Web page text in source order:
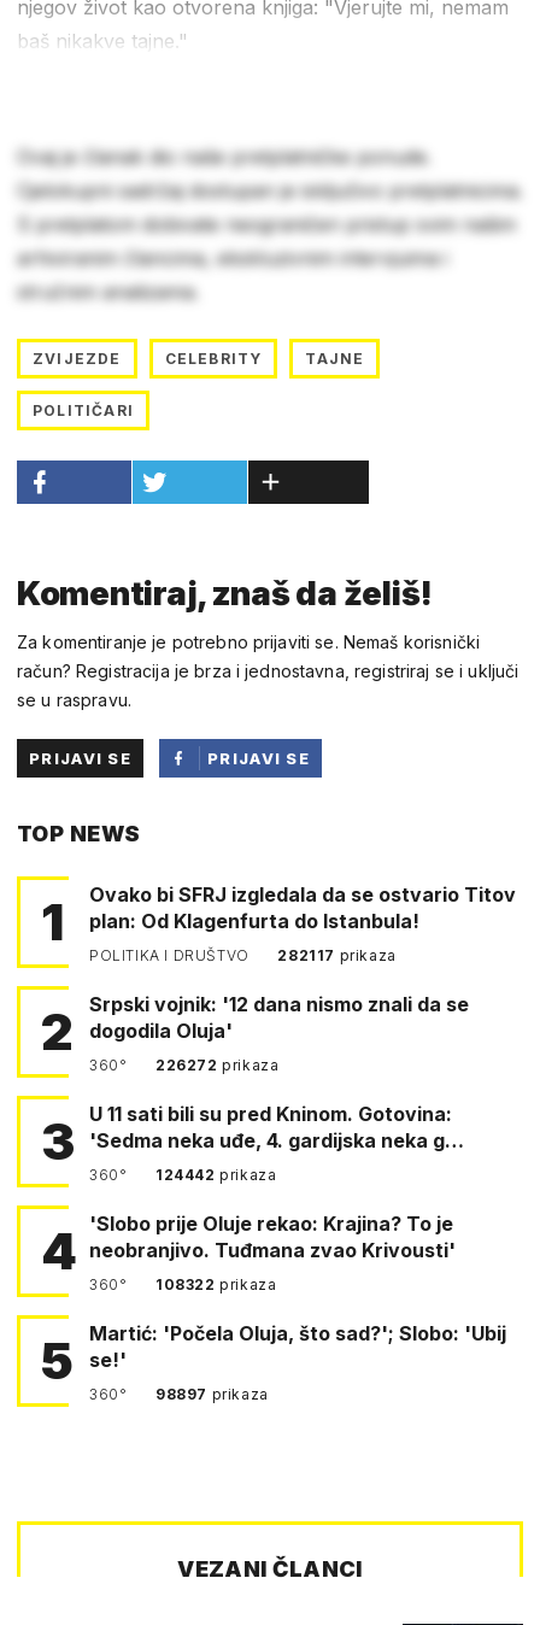
njegov život kao otvorena knjiga: "Vjerujte mi, nemam
baš nikakve tajne."
Ovaj je članak dio naše pretplatničke ponude.
Cjelokupni sadržaj dostupan je isključivo pretplatnicima.
S pretplatom dobivate neograničen pristup svim našim
arhiviranim člancima, ekskluzivnim intervjuima i
stručnim analizama.
ZVIJEZDE CELEBRITY TAJNE
POLITIČARI
Komentiraj, znaš da želiš!
Za komentiranje je potrebno prijaviti se. Nemaš korisnički
račun? Registracija je brza i jednostavna, registriraj se i uključi
se u raspravu.
PRIJAVI SE
PRIJAVI SE
TOP NEWS
1
Ovako bi SFRJ izgledala da se ostvario Titov
plan: Od Klagenfurta do Istanbula!
POLITIKA I DRUŠTVO 282117 prikaza
2
Srpski vojnik: '12 dana nismo znali da se
dogodila Oluja'
360° 226272prikaza
3
U 11 sati bili su pred Kninom. Gotovina:
'Sedma neka uđe, 4. gardijska neka g…
360° 124442prikaza
4
'Slobo prije Oluje rekao: Krajina? To je
neobranjivo. Tuđmana zvao Krivousti'
360° 108322prikaza
5
Martić: 'Počela Oluja, što sad?'; Slobo: 'Ubij
se!'
360° 98897 prikaza
VEZANI ČLANCI